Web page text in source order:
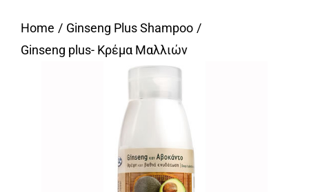
Home
Ginseng Plus Shampoo
Ginseng plus- Κρέμα Μαλλιών